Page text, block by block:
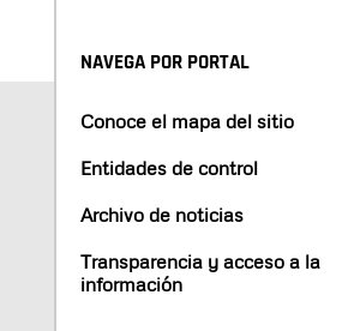
NAVEGA POR PORTAL
Conoce el mapa del sitio
Entidades de control
Archivo de noticias
Transparencia y acceso a la
información